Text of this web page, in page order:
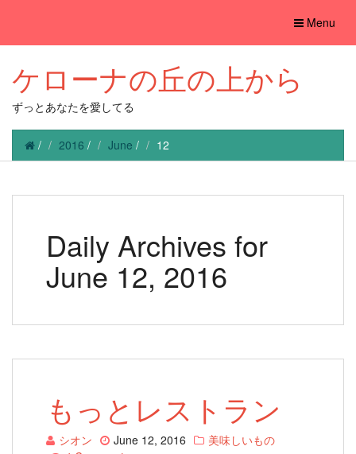
Toggle
Menu
ケローナの丘の上から
ずっとあなたを愛してる
/ 2016 / June / 12
Daily Archives for
June 12, 2016
もっとレストラン
シオン June 12, 2016
美味しいもの